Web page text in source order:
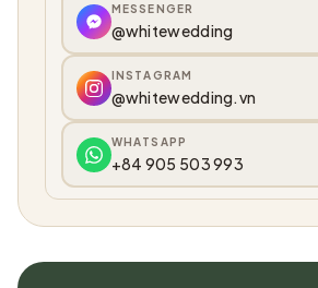
MESSENGER
@whitewedding
INSTAGRAM
@whitewedding.vn
WHATSAPP
+84 905 503 993